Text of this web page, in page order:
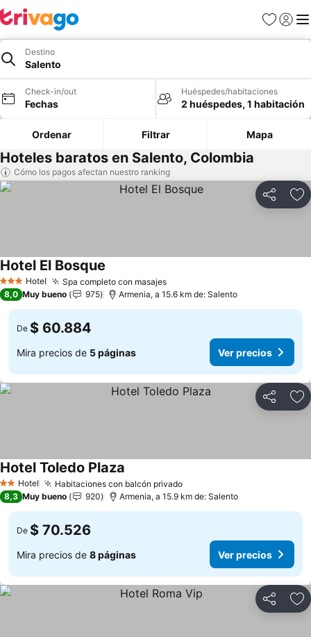
Favoritos
Iniciar
Destino
Salento
Check-in/out
Fechas
Huéspedes/habitaciones
2 huéspedes, 1 habitación
Ordenar Filtrar Mapa
Hoteles baratos en Salento, Colombia
Cómo los pagos afectan nuestro ranking
Compartir
3 Estrellas
Hotel Spa completo con masajes
Hotel El Bosque
8,0 Muy bueno 975 Armenia, a 15.6 km de: Salento
De $ 60.884
Mira precios de 5 páginas Ver precios
Compartir
2 Estrellas
Hotel Habitaciones con balcón privado
Hotel Toledo Plaza
8,3 Muy bueno 920 Armenia, a 15.9 km de: Salento
De $ 70.526
Mira precios de 8 páginas Ver precios
Compartir